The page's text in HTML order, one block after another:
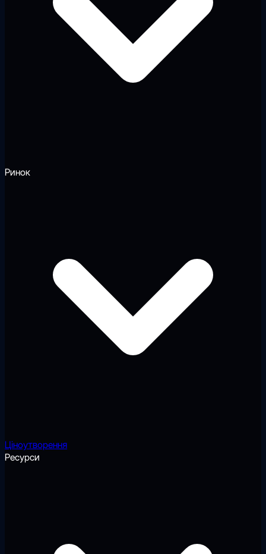
Ринок
Ціноутворення
Ресурси